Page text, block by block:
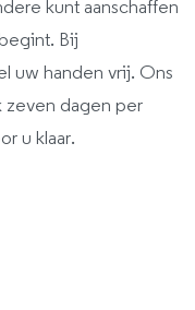
kunt aanschaffen
Bij
uw handen vrij. Ons
zeven dagen per
u klaar.